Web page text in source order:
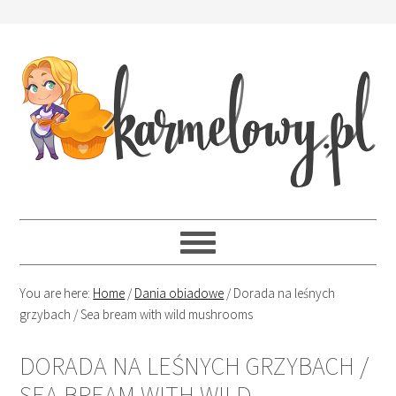
You are here: Home /Dania obiadowe /Dorada na leśnych
grzybach / Sea bream with wild mushrooms
DORADA NA LEŚNYCH GRZYBACH /